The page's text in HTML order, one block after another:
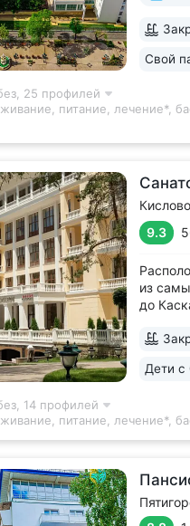
Свой
25 профилей
питание, лечение*,
9.3
из
до
с
Дети с
14 профилей
питание, лечение*,